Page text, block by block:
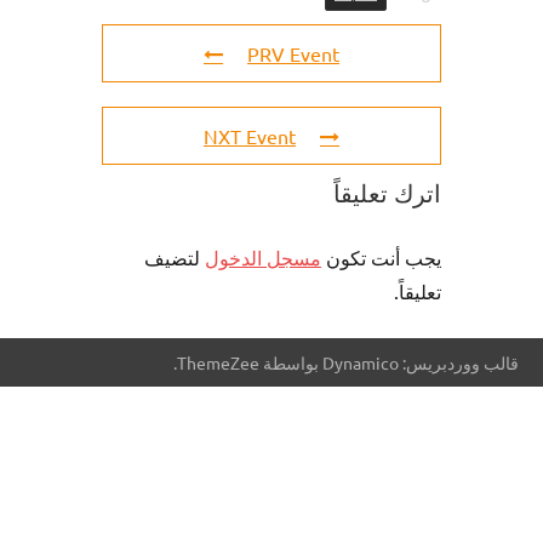
PRV Event
NXT Event
اترك تعليقاً
يجب أنت تكون مسجل الدخول لتضيف
تعليقاً.
قالب ووردبريس: Dynamico بواسطة ThemeZee.